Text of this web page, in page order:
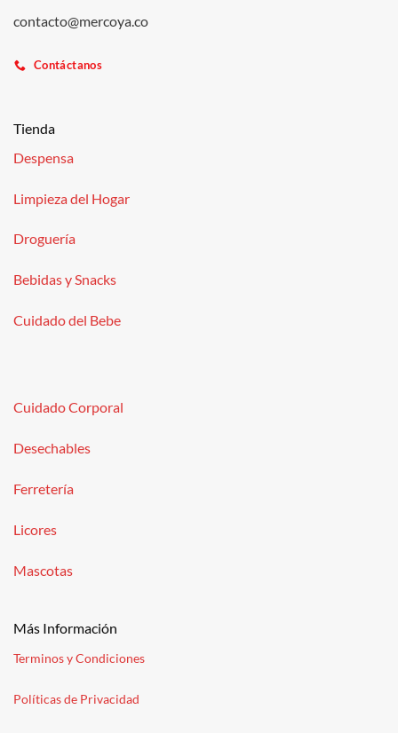
contacto@mercoya.co
Contáctanos
Tienda
Despensa
Limpieza del Hogar
Droguería
Bebidas y Snacks
Cuidado del Bebe
Cuidado Corporal
Desechables
Ferretería
Licores
Mascotas
Más Información
Terminos y Condiciones
Políticas de Privacidad